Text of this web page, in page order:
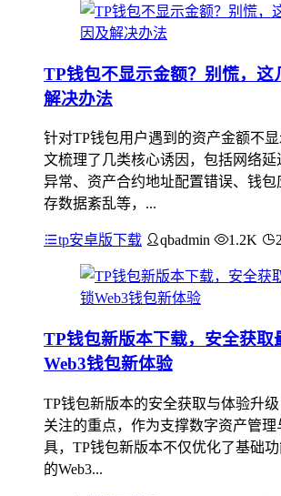
TP钱包不显示金额？别慌，这
解决办法
针对TP钱包用户遇到的资产金额不
文梳理了几类核心诱因，包括网络延
异常、资产合约地址配置错误、钱
存数据紊乱等，...
tp安卓版下载 qbadmin 1.2K
TP钱包新版本下载，安全获取
Web3钱包新体验
TP钱包新版本的安全获取与体验升级
关注的重点，作为支撑数字资产管理
具，TP钱包新版本不仅优化了基础
的Web3...